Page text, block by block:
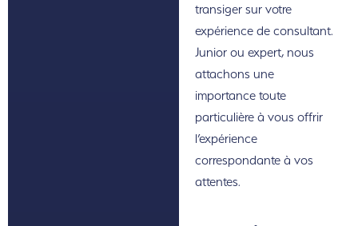
transiger sur votre
expérience de consultant.
Junior ou expert, nous
attachons une
importance toute
particulière à vous offrir
l’expérience
correspondante à vos
attentes.